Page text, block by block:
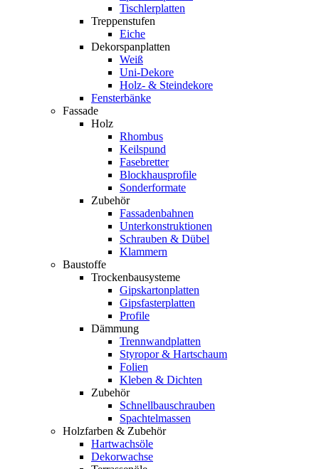
Tischlerplatten
Treppenstufen
Eiche
Dekorspanplatten
Weiß
Uni-Dekore
Holz- & Steindekore
Fensterbänke
Fassade
Holz
Rhombus
Keilspund
Fasebretter
Blockhausprofile
Sonderformate
Zubehör
Fassadenbahnen
Unterkonstruktionen
Schrauben & Dübel
Klammern
Baustoffe
Trockenbausysteme
Gipskartonplatten
Gipsfasterplatten
Profile
Dämmung
Trennwandplatten
Styropor & Hartschaum
Folien
Kleben & Dichten
Zubehör
Schnellbauschrauben
Spachtelmassen
Holzfarben & Zubehör
Hartwachsöle
Dekorwachse